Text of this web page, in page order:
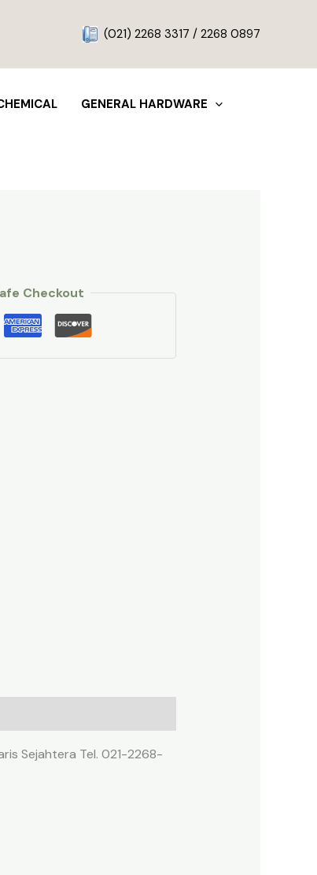
(021) 2268 3317 / 2268 0897
GENERAL HARDWARE
Checkout
Sejahtera Tel. 021-2268-